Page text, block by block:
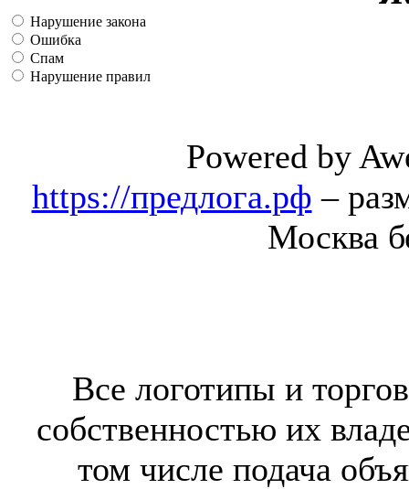
Нарушение закона
Ошибка
Спам
Нарушение правил
Powered by
https://предлога.рф –
Москва
Все логотипы и
собственностью их
том числе подача